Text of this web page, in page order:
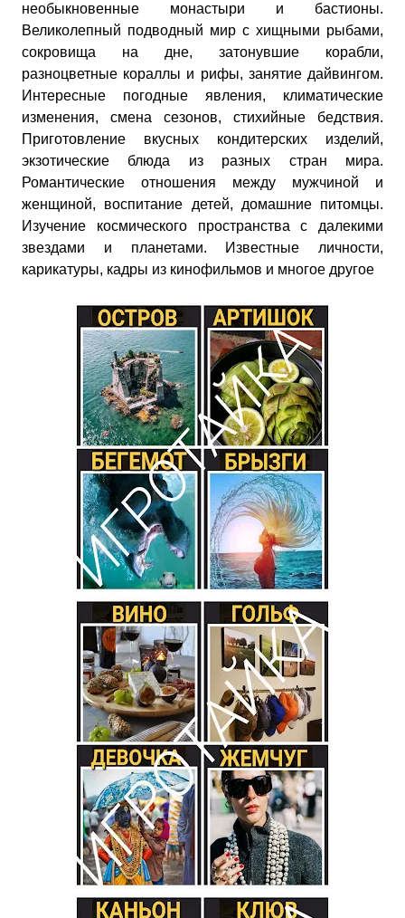
необыкновенные монастыри и бастионы.
Великолепный подводный мир с хищными рыбами,
сокровища на дне, затонувшие корабли,
разноцветные кораллы и рифы, занятие дайвингом.
Интересные погодные явления, климатические
изменения, смена сезонов, стихийные бедствия.
Приготовление вкусных кондитерских изделий,
экзотические блюда из разных стран мира.
Романтические отношения между мужчиной и
женщиной, воспитание детей, домашние питомцы.
Изучение космического пространства с далекими
звездами и планетами. Известные личности,
карикатуры, кадры из кинофильмов и многое другое